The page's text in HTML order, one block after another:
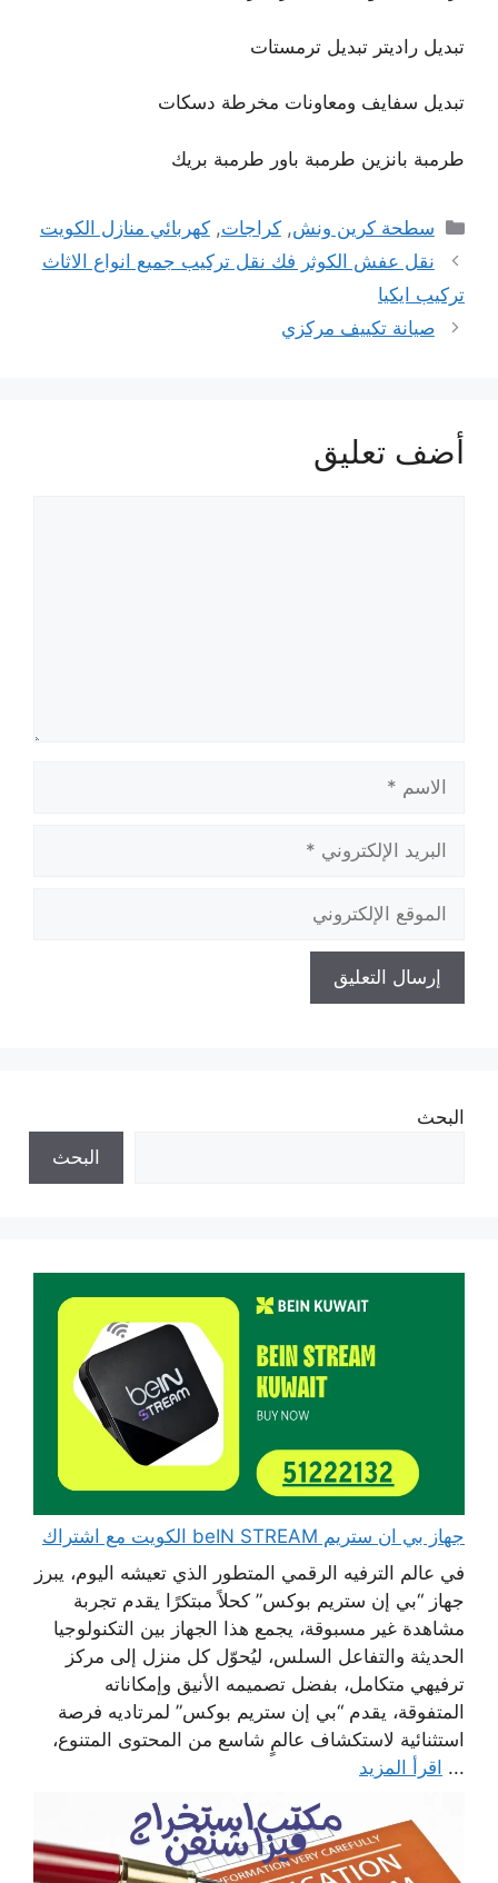
تبديل راديتر تبديل ترمستات
تبديل سفايف ومعاونات مخرطة دسكات
طرمبة بانزين طرمبة باور طرمبة بريك
التصنيفات
سطحة كرين ونش,كراجات,كهربائي منازل الكويت
نقل عفش الكوثر فك نقل تركيب جميع انواع الاثاث
تركيب ايكيا
صيانة تكييف مركزي
أضف تعليق
الإلكتروني
الإلكتروني
البحث
البحث
جهاز بي ان ستريم beIN STREAM الكويت مع اشتراك
في عالم الترفيه الرقمي المتطور الذي تعيشه اليوم، يبرز
جهاز “بي إن ستريم بوكس” كحلاً مبتكرًا يقدم تجربة
مشاهدة غير مسبوقة، يجمع هذا الجهاز بين التكنولوجيا
الحديثة والتفاعل السلس، ليُحوّل كل منزل إلى مركز
ترفيهي متكامل، بفضل تصميمه الأنيق وإمكاناته
المتفوقة، يقدم “بي إن ستريم بوكس” لمرتاديه فرصة
استثنائية لاستكشاف عالمٍ شاسع من المحتوى المتنوع،
... اقرأ المزيد